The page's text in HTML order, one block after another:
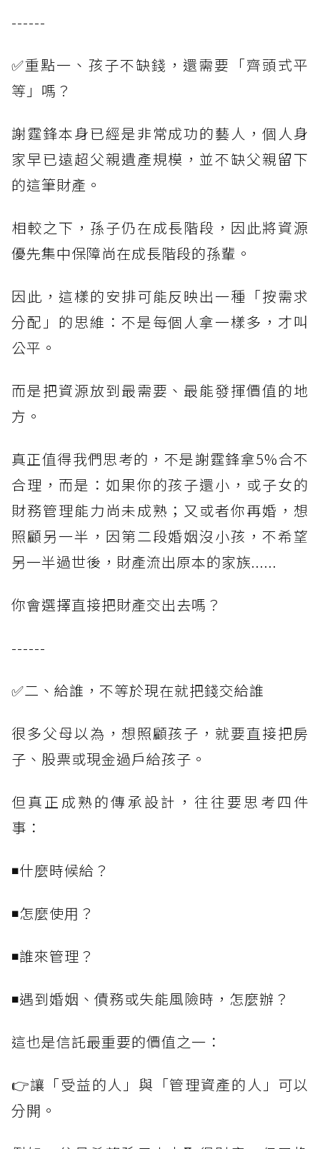
------
✅重點一、孩子不缺錢，還需要「齊頭式平
等」嗎？
謝霆鋒本身已經是非常成功的藝人，個人身
家早已遠超父親遺產規模，並不缺父親留下
的這筆財產。
相較之下，孫子仍在成長階段，因此將資源
優先集中保障尚在成長階段的孫輩。
因此，這樣的安排可能反映出一種「按需求
分配」的思維：不是每個人拿一樣多，才叫
公平。
而是把資源放到最需要、最能發揮價值的地
方。
真正值得我們思考的，不是謝霆鋒拿5%合不
合理，而是：如果你的孩子還小，或子女的
財務管理能力尚未成熟；又或者你再婚，想
照顧另一半，因第二段婚姻沒小孩，不希望
另一半過世後，財產流出原本的家族......
你會選擇直接把財產交出去嗎？
------
✅二、給誰，不等於現在就把錢交給誰
很多父母以為，想照顧孩子，就要直接把房
子、股票或現金過戶給孩子。
但真正成熟的傳承設計，往往要思考四件
事：
◾什麼時候給？
◾怎麼使用？
◾誰來管理？
◾遇到婚姻、債務或失能風險時，怎麼辦？
這也是信託最重要的價值之一：
👉讓「受益的人」與「管理資產的人」可以
分開。